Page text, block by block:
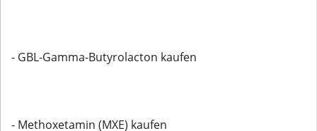
- GBL-Gamma-Butyrolacton kaufen
- Methoxetamin (MXE) kaufen